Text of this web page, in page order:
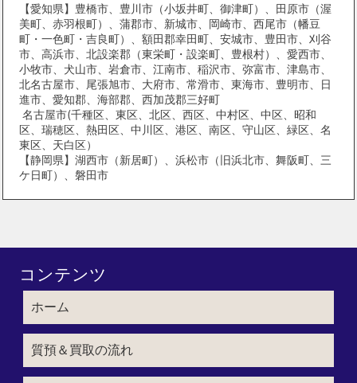
【愛知県】豊橋市、豊川市（小坂井町、御津町）、田原市（渥
美町、赤羽根町）、蒲郡市、新城市、岡崎市、西尾市（幡豆
町・一色町・吉良町）、額田郡幸田町、安城市、豊田市、刈谷
市、高浜市、北設楽郡（東栄町・設楽町、豊根村）、愛西市、
小牧市、犬山市、岩倉市、江南市、稲沢市、弥富市、津島市、
北名古屋市、尾張旭市、大府市、常滑市、東海市、豊明市、日
進市、愛知郡、海部郡、西加茂郡三好町
名古屋市(千種区、東区、北区、西区、中村区、中区、昭和
区、瑞穂区、熱田区、中川区、港区、南区、守山区、緑区、名
東区、天白区）
【静岡県】湖西市（新居町）、浜松市（旧浜北市、舞阪町、三
ケ日町）、磐田市
コンテンツ
ホーム
質預＆買取の流れ